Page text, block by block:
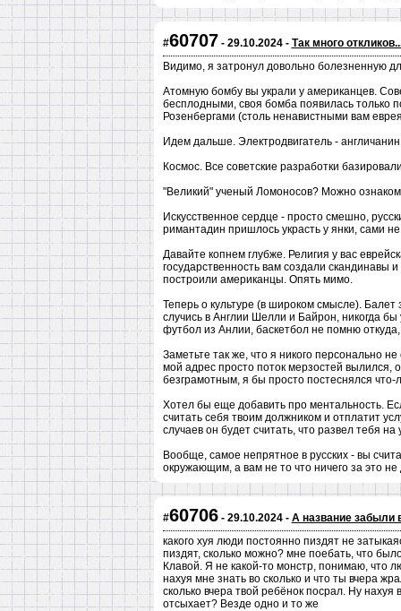
#60707 - 29.10.2024 - Так много
Видимо, я затронул довольно болезненную
Атомную бомбу вы украли у американцев.
бесплодными, своя бомба появилась только
Розенбергами (столь ненавистными вам
Идем дальше. Электродвигатель -
Космос. Все советские разработки
"Великий" ученый Ломоносов? Можно
Искусственное сердце - просто смешно,
римантадин пришлось украсть у янки, сами не
Давайте копнем глубже. Религия у вас
государственность вам создали
построили американцы. Опять мимо.
Теперь о культуре (в широком смысле).
случись в Англии Шелли и Байрон, никогда
футбол из Анлии, баскетбол не помню
Заметьте так же, что я никого персонально
мой адрес просто поток мерзостей вылился,
безграмотным, я бы просто постеснялся что-
Хотел бы еще добавить про ментальность.
считать себя твоим должником и отплатит
случаев он будет считать, что развел тебя на
Вообще, самое непрятное в русских - вы
окружающим, а вам не то что ничего за это
#60706- 29.10.2024 - А название забыли
какого хуя люди постоянно пиздят не
пиздят, сколько можно? мне поебать, что
Клавой. Я не какой-то монстр, понимаю, что
нахуя мне знать во сколько и что ты вчера
сколько вчера твой ребёнок посрал. Ну
отсыхает? Везде одно и то же